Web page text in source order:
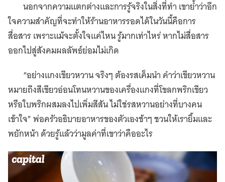
นอกจากความแตกต่างและการรู้จริงในสิ่งที่ทำ เขาย้ำว่าอีก
ใจความสำคัญที่จะทำให้ร้านอาหารรอดได้ในวันนี้คือการ
สื่อสาร เพราะแม้จะตั้งใจแค่ไหน รู้มากเท่าไหร่ หากไม่สื่อสาร
ออกไปสู่สังคมผลลัพธ์ย่อมไม่เกิด
“อย่างแกงเขียวหวาน จริงๆ ต้องรสเค็มนำ คำว่าเขียวหวาน
หมายถึงสีเขียวอ่อนโทนหวานของเครื่องแกงที่โขลกพริกเขียว
หรือใบพริกผสมลงไปเพิ่มสีสัน ไม่ใช่รสหวานอย่างที่บางคน
เข้าใจ” พ่อครัวอธิบายอาหารของตัวเองช้าๆ ชวนให้เรายิ้มและ
พยักหน้า ด้วยรู้แล้วว่ามูลค่าที่เขาว่าคืออะไร